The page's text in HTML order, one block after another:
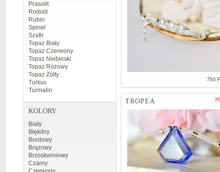
Prasolit
Rodolit
Rubin
Spinel
Szafir
Topaz Biały
Topaz Czerwony
Topaz Niebieski
Topaz Różowy
Topaz Żółty
Turkus
Turmalin
KOLORY
Biały
Błękitny
Bordowy
Brązowy
Brzoskwiniowy
Czarny
750
TROPEA